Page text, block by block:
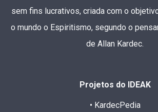
sem fins lucrativos, criada com o
o mundo o Espiritismo, segundo o
de Allan Kardec.
Projetos do IDEAK
• KardecPedia